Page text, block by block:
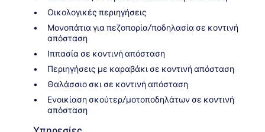
Οικολογικές περιηγήσεις
Μονοπάτια για πεζοπορία/ποδηλασία σε κοντινή
απόσταση
Ιππασία σε κοντινή απόσταση
Περιηγήσεις με καραβάκι σε κοντινή απόσταση
Θαλάσσιο σκι σε κοντινή απόσταση
Ενοικίαση σκούτερ/μοτοποδηλάτων σε κοντινή
απόσταση